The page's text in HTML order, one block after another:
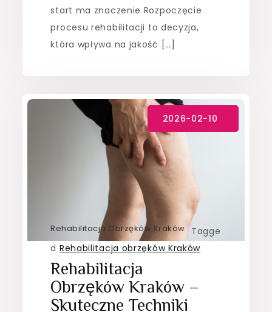
start ma znaczenie Rozpoczęcie
procesu rehabilitacji to decyzja,
która wpływa na jakość […]
Rehabilitacja Obrzęków Kraków
Tagge
d Rehabilitacja obrzęków Kraków
Rehabilitacja
Obrzęków Kraków –
Skuteczne Techniki